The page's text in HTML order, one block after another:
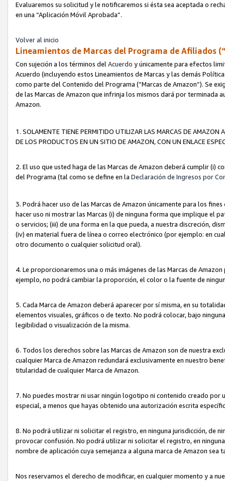
Evaluaremos su solicitud y le notificaremos si ésta sea aceptada o
en una “Aplicación Móvil Aprobada”.
Volver al inicio
Lineamientos de Marcas del Programa de Afiliados
Con sujeción a los términos del Acuerdo y únicamente para efectos
Acuerdo (incluyendo estos Lineamientos de Marcas y las demás
como parte del Contenido del Programa (“Marcas de Amazon”). Se
de las Marcas de Amazon que infrinja los mismos dará por terminada
Amazon.
1. SOLAMENTE TIENE PERMITIDO UTILIZAR LAS MARCAS DE
DE LOS PRODUCTOS EN UN SITIO DE AMAZON, CON UN ENLACE
2. El uso que usted haga de las Marcas de Amazon deberá cumplir (i)
del Programa (tal como se define en la Declaración de Ingresos por
3. Podrá hacer uso de las Marcas de Amazon únicamente para los
hacer uso ni mostrar las Marcas (i) de ninguna forma que implique el
o servicios; (iii) de una forma en la que pueda, a nuestra discreción,
(iv) en material fuera de línea o correo electrónico (por ejemplo: en
otro documento o cualquier solicitud oral).
4. Le proporcionaremos una o más imágenes de las Marcas de
ejemplo, no podrá cambiar la proporción, el color o la fuente de
5. Cada Marca de Amazon deberá aparecer por sí misma, en su
elementos visuales, gráficos o de texto. No podrá colocar, bajo
legibilidad o visualización de la misma.
6. Todos los derechos sobre las Marcas de Amazon son de nuestra
cualquier Marca de Amazon redundará exclusivamente en nuestro
titularidad de cualquier Marca de Amazon.
7. No puedes mostrar ni usar ningún logotipo ni contenido creado por
especial, a menos que hayas obtenido una autorización escrita
8. No podrá utilizar ni solicitar el registro, en ninguna jurisdicción, de
provocar confusión. No podrá utilizar ni solicitar el registro, en
nombre de aplicación cuya semejanza a alguna marca de Amazon
Nos reservamos el derecho de modificar, en cualquier momento y a